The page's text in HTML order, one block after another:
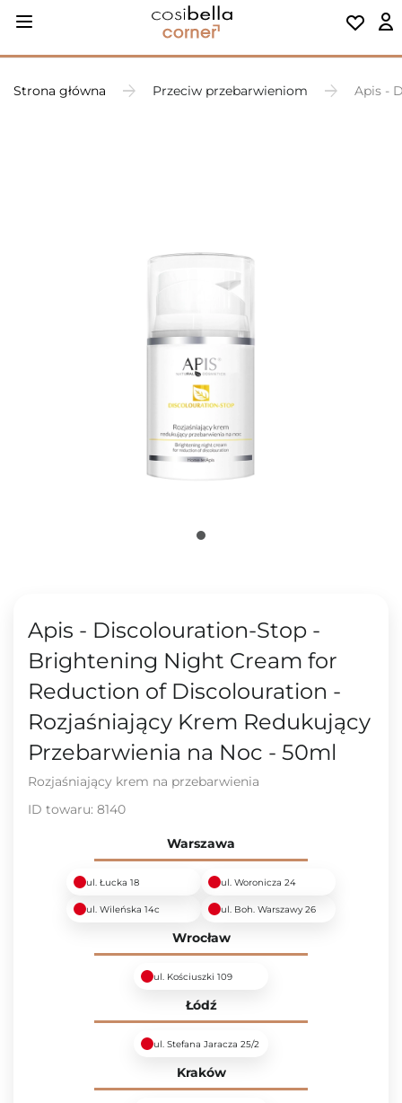
Strona główna Przeciw przebarwieniom Apis -
Apis - Discolouration-Stop -
Brightening Night Cream for
Reduction of Discolouration -
Rozjaśniający Krem Redukujący
Przebarwienia na Noc - 50ml
Rozjaśniający krem na przebarwienia
ID towaru: 8140
Warszawa
ul. Łucka 18 ul. Woronicza 24
ul. Wileńska 14c ul. Boh. Warszawy 26
Wrocław
ul. Kościuszki 109
Łódź
ul. Stefana Jaracza 25/2
Kraków